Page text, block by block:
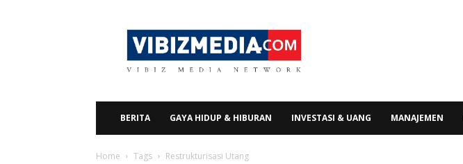
Vibizmedia.com
BERITA GAYA HIDUP & HIBURAN INVESTASI & UANG MANAJEMEN
Home Tags Restrukturisasi Utang